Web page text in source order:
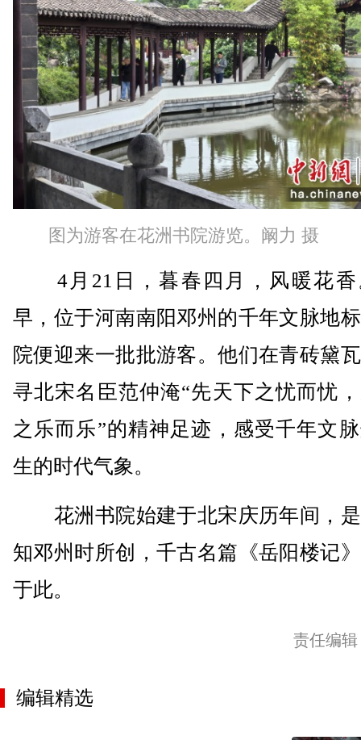
图为游客在花洲书院游览。阚力 摄
4月21日，暮春四月，风暖花香
早，位于河南南阳邓州的千年文脉地
院便迎来一批批游客。他们在青砖黛
寻北宋名臣范仲淹“先天下之忧而忧
之乐而乐”的精神足迹，感受千年文
生的时代气象。
花洲书院始建于北宋庆历年间，
知邓州时所创，千古名篇《岳阳楼记
于此。
责任编
编辑精选